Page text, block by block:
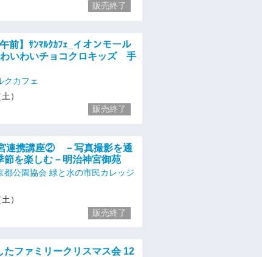
販売終了
前】ｻﾝﾏﾙｸｶﾌｪ_イオンモール
いわいチョコクロキッズ 手
クカフェ
）
販売終了
連携講座② －写真撮影を通
節を楽しむ－明治神宮御苑
都公園協会 緑と水の市民カレッジ
）
販売終了
たファミリークリスマス会 12